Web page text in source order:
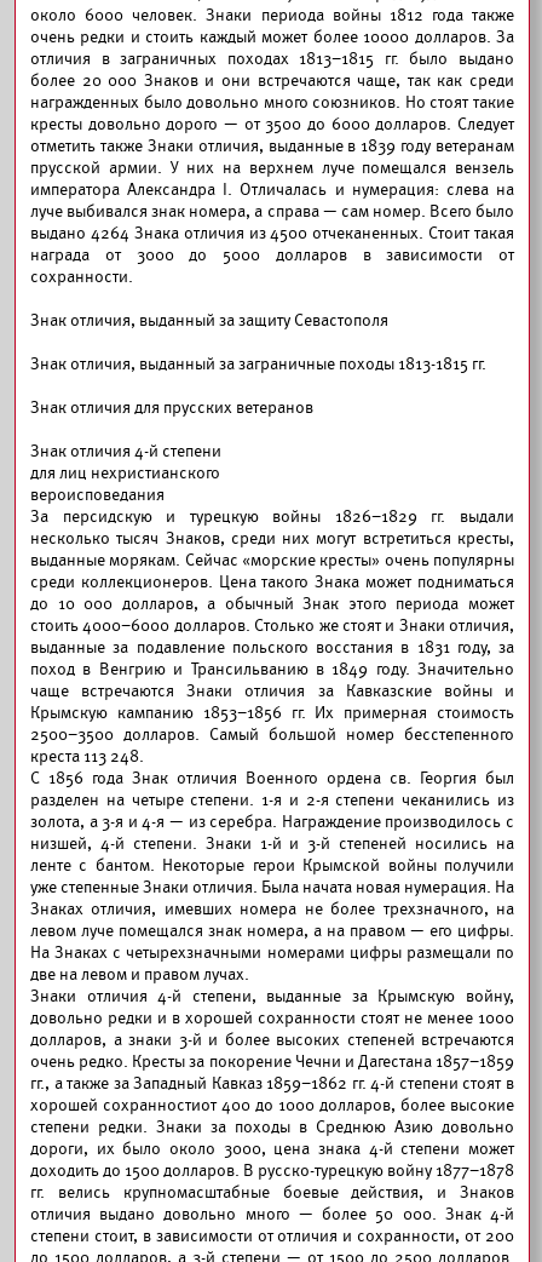
около 6000 человек. Знаки периода войны 1812 года также
очень редки и стоить каждый может более 10000 долларов. За
отличия в заграничных походах 1813–1815 гг. было выдано
более 20 000 Знаков и они встречаются чаще, так как среди
награжденных было довольно много союзников. Но стоят такие
кресты довольно дорого — от 3500 до 6000 долларов. Следует
отметить также Знаки отличия, выданные в 1839 году ветеранам
прусской армии. У них на верхнем луче помещался вензель
императора Александра I. Отличалась и нумерация: слева на
луче выбивался знак номера, а справа — сам номер. Всего было
выдано 4264 Знака отличия из 4500 отчеканенных. Стоит такая
награда от 3000 до 5000 долларов в зависимости от
сохранности.
Знак отличия, выданный за защиту Севастополя
Знак отличия, выданный за заграничные походы 1813-1815 гг.
Знак отличия для прусских ветеранов
Знак отличия 4-й степени
для лиц нехристианского
вероисповедания
За персидскую и турецкую войны 1826–1829 гг. выдали
несколько тысяч Знаков, среди них могут встретиться кресты,
выданные морякам. Сейчас «морские кресты» очень популярны
среди коллекционеров. Цена такого Знака может подниматься
до 10 000 долларов, а обычный Знак этого периода может
стоить 4000–6000 долларов. Столько же стоят и Знаки отличия,
выданные за подавление польского восстания в 1831 году, за
поход в Венгрию и Трансильванию в 1849 году. Значительно
чаще встречаются Знаки отличия за Кавказские войны и
Крымскую кампанию 1853–1856 гг. Их примерная стоимость
2500–3500 долларов. Самый большой номер бесстепенного
креста 113 248.
С 1856 года Знак отличия Военного ордена св. Георгия был
разделен на четыре степени. 1-я и 2-я степени чеканились из
золота, а 3-я и 4-я — из серебра. Награждение производилось с
низшей, 4-й степени. Знаки 1-й и 3-й степеней носились на
ленте с бантом. Некоторые герои Крымской войны получили
уже степенные Знаки отличия. Была начата новая нумерация. На
Знаках отличия, имевших номера не более трехзначного, на
левом луче помещался знак номера, а на правом — его цифры.
На Знаках с четырехзначными номерами цифры размещали по
две на левом и правом лучах.
Знаки отличия 4-й степени, выданные за Крымскую войну,
довольно редки и в хорошей сохранности стоят не менее 1000
долларов, а знаки 3-й и более высоких степеней встречаются
очень редко. Кресты за покорение Чечни и Дагестана 1857–1859
гг., а также за Западный Кавказ 1859–1862 гг. 4-й степени стоят в
хорошей сохранностиот 400 до 1000 долларов, более высокие
степени редки. Знаки за походы в Среднюю Азию довольно
дороги, их было около 3000, цена знака 4-й степени может
доходить до 1500 долларов. В русско-турецкую войну 1877–1878
гг. велись крупномасштабные боевые действия, и Знаков
отличия выдано довольно много — более 50 000. Знак 4-й
степени стоит, в зависимости от отличия и сохранности, от 200
до 1500 долларов, а 3-й степени — от 1500 до 2500 долларов.